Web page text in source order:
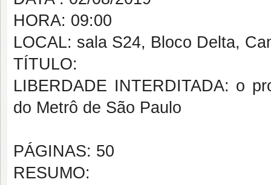
HORA: 09:00
LOCAL: sala S24, Bloco Delta,
TÍTULO:
LIBERDADE INTERDITADA: o
do Metrô de São Paulo
PÁGINAS: 50
RESUMO: